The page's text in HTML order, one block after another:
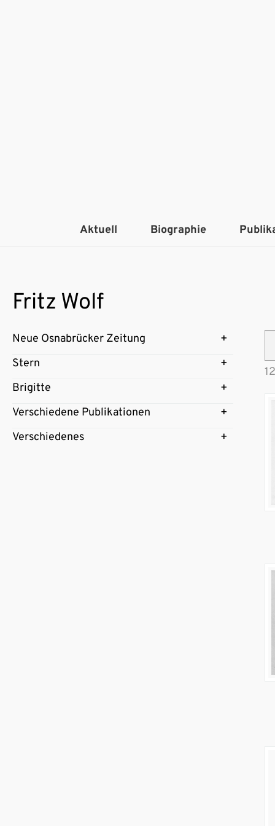
Aktuell Biographie
Fritz Wolf
Neue Osnabrücker Zeitung
Stern
Brigitte
Verschiedene Publikationen
Verschiedenes